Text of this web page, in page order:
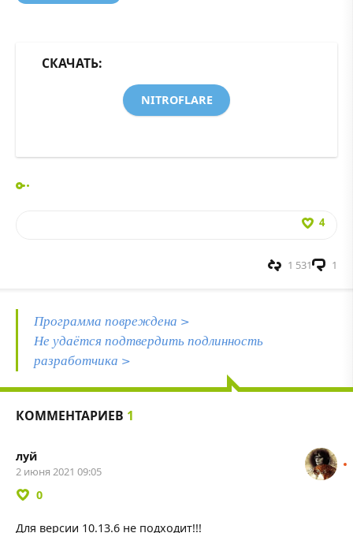
СКАЧАТЬ:
NITROFLARE
4
1
1 531
Программа повреждена >
Не удаётся подтвердить подлинность
разработчика >
КОММЕНТАРИЕВ 1
луй
2 июня 2021 09:05
0
Для версии 10.13.6 не подходит!!!